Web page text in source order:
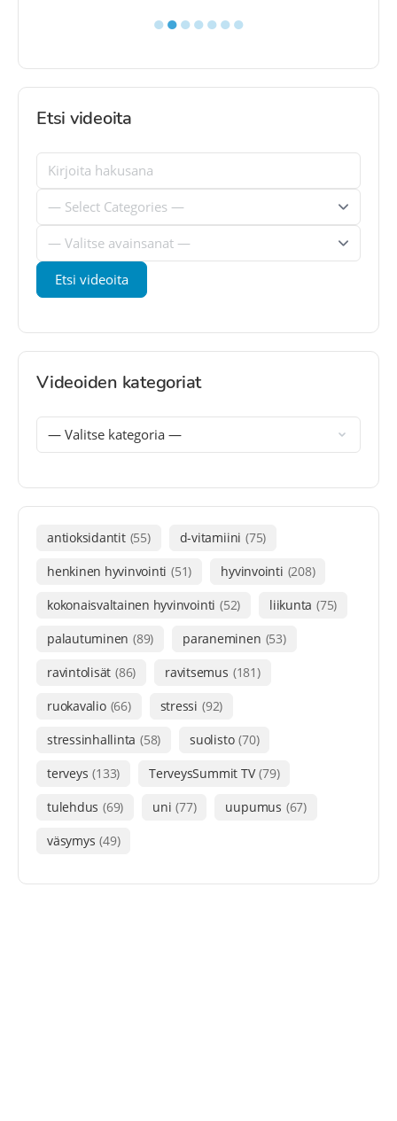
●●●●●●●
Etsi videoita
Videoiden kategoriat
antioksidantit (55) d-vitamiini (75)
henkinen hyvinvointi (51) hyvinvointi (208)
kokonaisvaltainen hyvinvointi (52) liikunta (75)
palautuminen (89) paraneminen (53)
ravintolisät (86) ravitsemus (181)
ruokavalio (66) stressi (92)
stressinhallinta (58) suolisto (70)
terveys (133) TerveysSummit TV (79)
tulehdus (69) uni (77) uupumus (67)
väsymys (49)